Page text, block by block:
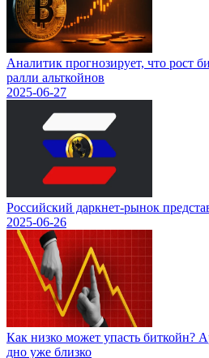
Аналитик прогнозирует, что рост
ралли альткойнов
2025-06-27
Российский даркнет-рынок
2025-06-26
Как низко может упасть биткойн?
дно уже близко